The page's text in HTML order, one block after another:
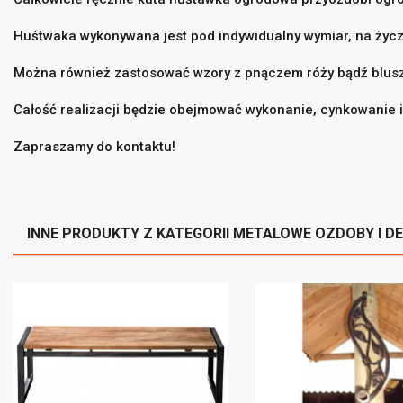
Huśtwaka wykonywana jest pod indywidualny wymiar, na
Można również zastosować wzory z pnączem róży bądź
Całość realizacji będzie obejmować wykonanie,
Zapraszamy do kontaktu!
INNE PRODUKTY Z KATEGORII METALOWE OZDOBY I